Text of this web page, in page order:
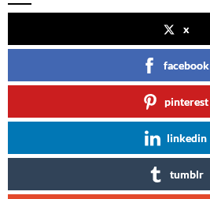
x
facebook
pinterest
linkedin
tumblr